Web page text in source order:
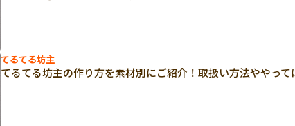
てるてる坊主
てるてる坊主の作り方を素材別にご紹介！取扱い方法ややっ